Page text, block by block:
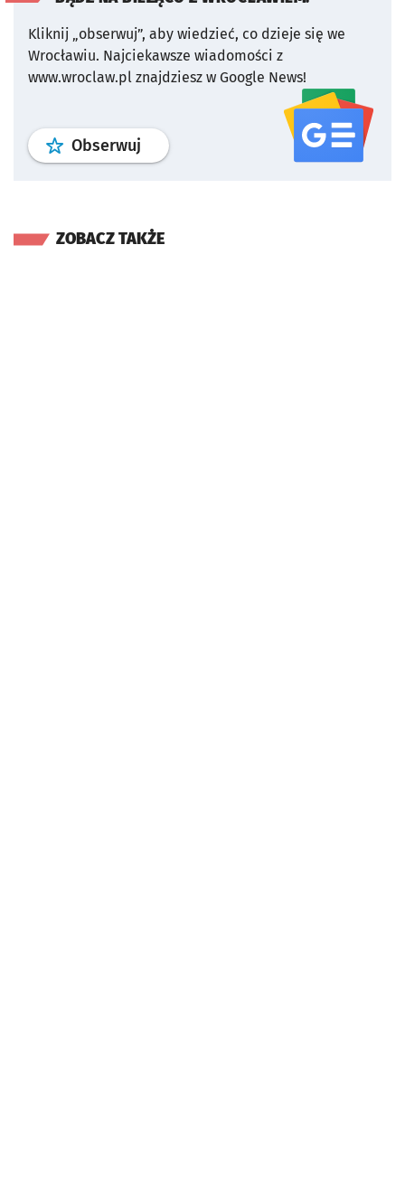
Kliknij „obserwuj”, aby wiedzieć, co dzieje się we
Wrocławiu. Najciekawsze wiadomości z
www.wroclaw.pl znajdziesz w Google News!
Obserwuj profil serwisu
ZOBACZ TAKŻE